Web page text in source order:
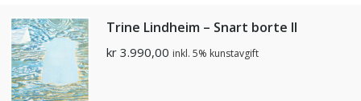
Trine Lindheim – Snart borte II
kr 3.990,00 inkl. 5% kunstavgift